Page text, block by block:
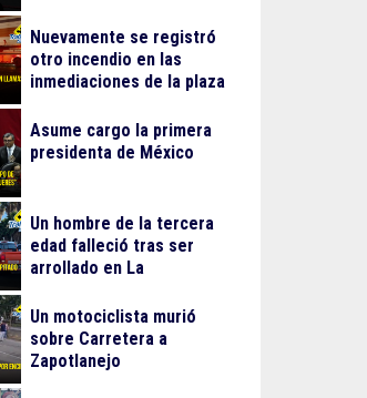
Nuevamente se registró
otro incendio en las
inmediaciones de la plaza
Asume cargo la primera
presidenta de México
Un hombre de la tercera
edad falleció tras ser
arrollado en La
Un motociclista murió
sobre Carretera a
Zapotlanejo